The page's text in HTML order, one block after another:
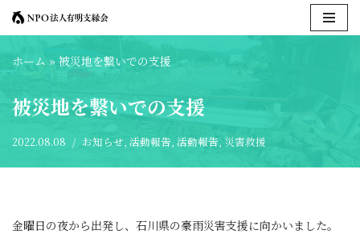
ン
ン
へ
ス
プ
ホーム » 被災地を繋いでの支援
被災地を繋いでの支援
2022.08.08 お知らせ 活動報告 活動報告 災害救援
金曜日の夜から出発し、石川県の豪雨災害支援に向かいました。